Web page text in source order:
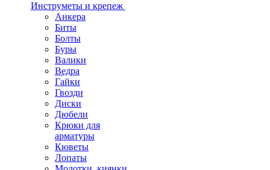
Инструметы и крепеж
Анкера
Биты
Болты
Буры
Валики
Ведра
Гайки
Гвозди
Диски
Дюбели
Крюки для
арматуры
Кюветы
Лопаты